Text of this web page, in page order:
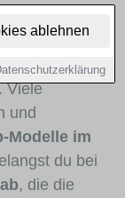
ablehnen
vertreten ist,
welche
Viele
und
Modelle im
du bei
, die die